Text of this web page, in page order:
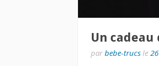
Un
par bebe-trucs le